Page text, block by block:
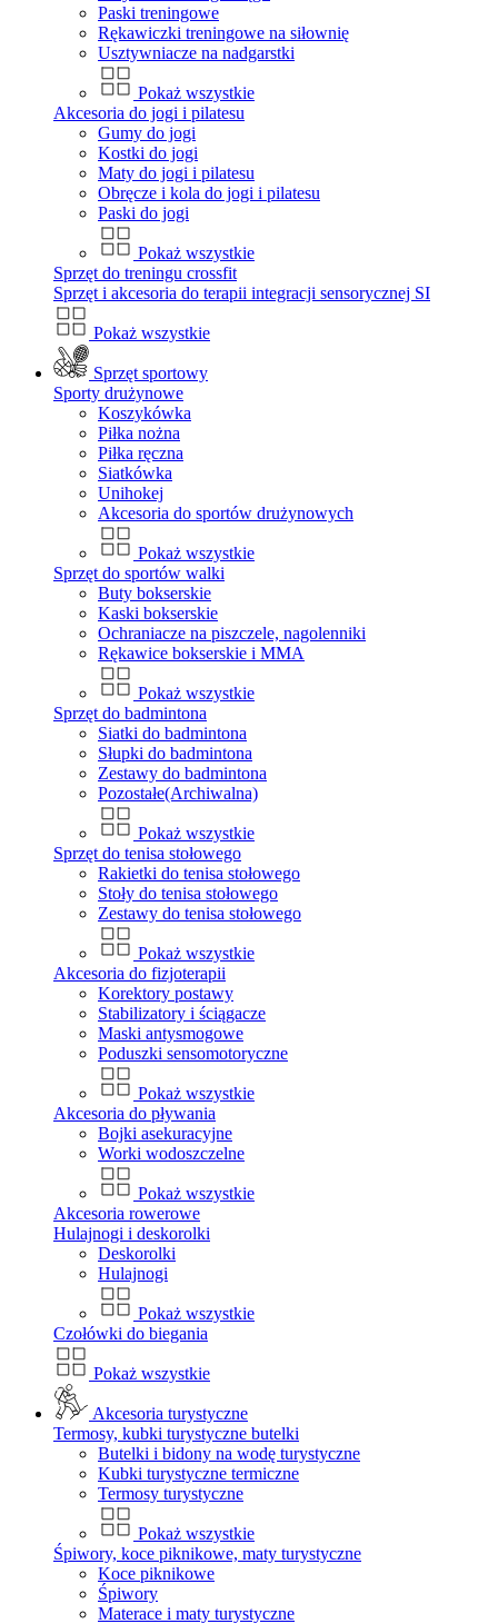
Paski treningowe
Rękawiczki treningowe na siłownię
Usztywniacze na nadgarstki
Pokaż wszystkie
Akcesoria do jogi i pilatesu
Gumy do jogi
Kostki do jogi
Maty do jogi i pilatesu
Obręcze i kola do jogi i pilatesu
Paski do jogi
Pokaż wszystkie
Sprzęt do treningu crossfit
Sprzęt i akcesoria do terapii integracji sensorycznej SI
Pokaż wszystkie
Sprzęt sportowy
Sporty drużynowe
Koszykówka
Piłka nożna
Piłka ręczna
Siatkówka
Unihokej
Akcesoria do sportów drużynowych
Pokaż wszystkie
Sprzęt do sportów walki
Buty bokserskie
Kaski bokserskie
Ochraniacze na piszczele, nagolenniki
Rękawice bokserskie i MMA
Pokaż wszystkie
Sprzęt do badmintona
Siatki do badmintona
Słupki do badmintona
Zestawy do badmintona
Pozostałe(Archiwalna)
Pokaż wszystkie
Sprzęt do tenisa stołowego
Rakietki do tenisa stołowego
Stoły do tenisa stołowego
Zestawy do tenisa stołowego
Pokaż wszystkie
Akcesoria do fizjoterapii
Korektory postawy
Stabilizatory i ściągacze
Maski antysmogowe
Poduszki sensomotoryczne
Pokaż wszystkie
Akcesoria do pływania
Bojki asekuracyjne
Worki wodoszczelne
Pokaż wszystkie
Akcesoria rowerowe
Hulajnogi i deskorolki
Deskorolki
Hulajnogi
Pokaż wszystkie
Czołówki do biegania
Pokaż wszystkie
Akcesoria turystyczne
Termosy, kubki turystyczne butelki
Butelki i bidony na wodę turystyczne
Kubki turystyczne termiczne
Termosy turystyczne
Pokaż wszystkie
Śpiwory, koce piknikowe, maty turystyczne
Koce piknikowe
Śpiwory
Materace i maty turystyczne